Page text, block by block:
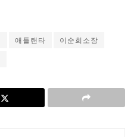
애틀랜타
이순희소장